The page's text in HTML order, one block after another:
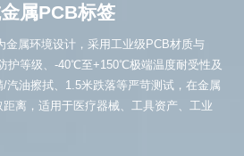
属PCB标签
金属环境设计，采用工业级PCB材质与
护等级、-40℃至+150℃极端温度耐受性及
汽油擦拭、1.5米跌落等严苛测试，在金属
离，适用于医疗器械、工具资产、工业